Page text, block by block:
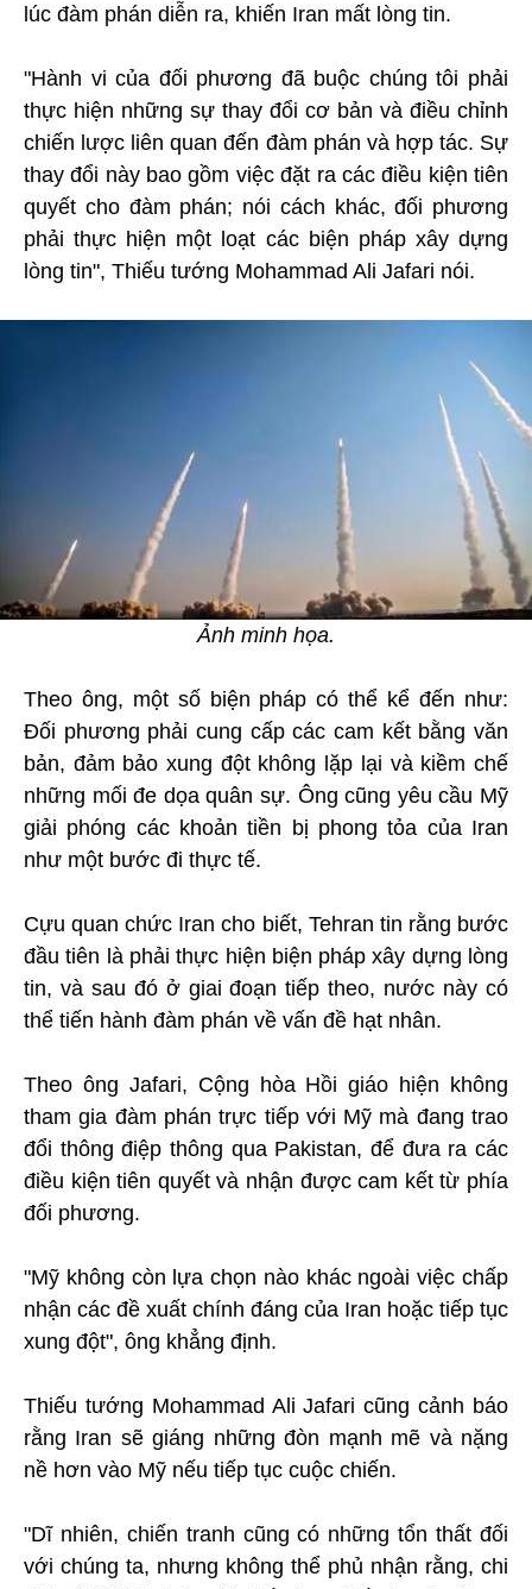
lúc đàm phán diễn ra, khiến Iran mất lòng tin.
"Hành vi của đối phương đã buộc chúng tôi phải
thực hiện những sự thay đổi cơ bản và điều chỉnh
chiến lược liên quan đến đàm phán và hợp tác. Sự
thay đổi này bao gồm việc đặt ra các điều kiện tiên
quyết cho đàm phán; nói cách khác, đối phương
phải thực hiện một loạt các biện pháp xây dựng
lòng tin", Thiếu tướng Mohammad Ali Jafari nói.
Ảnh minh họa.
Theo ông, một số biện pháp có thể kể đến như:
Đối phương phải cung cấp các cam kết bằng văn
bản, đảm bảo xung đột không lặp lại và kiềm chế
những mối đe dọa quân sự. Ông cũng yêu cầu Mỹ
giải phóng các khoản tiền bị phong tỏa của Iran
như một bước đi thực tế.
Cựu quan chức Iran cho biết, Tehran tin rằng bước
đầu tiên là phải thực hiện biện pháp xây dựng lòng
tin, và sau đó ở giai đoạn tiếp theo, nước này có
thể tiến hành đàm phán về vấn đề hạt nhân.
Theo ông Jafari, Cộng hòa Hồi giáo hiện không
tham gia đàm phán trực tiếp với Mỹ mà đang trao
đổi thông điệp thông qua Pakistan, để đưa ra các
điều kiện tiên quyết và nhận được cam kết từ phía
đối phương.
"Mỹ không còn lựa chọn nào khác ngoài việc chấp
nhận các đề xuất chính đáng của Iran hoặc tiếp tục
xung đột", ông khẳng định.
Thiếu tướng Mohammad Ali Jafari cũng cảnh báo
rằng Iran sẽ giáng những đòn mạnh mẽ và nặng
nề hơn vào Mỹ nếu tiếp tục cuộc chiến.
"Dĩ nhiên, chiến tranh cũng có những tổn thất đối
với chúng ta, nhưng không thể phủ nhận rằng, chi